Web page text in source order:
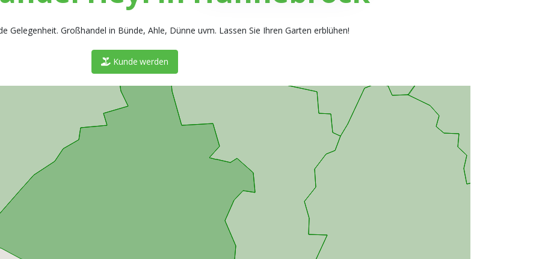
Gelegenheit. Großhandel in Bünde, Ahle, Dünne uvm. Lassen Sie Ihren Garten erblühen!
Kunde werden